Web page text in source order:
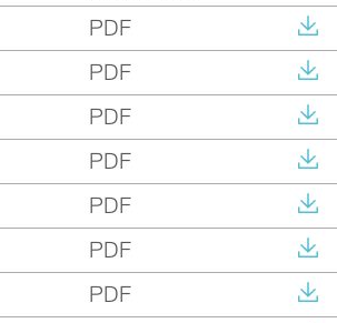
PDF
PDF
PDF
PDF
PDF
PDF
PDF